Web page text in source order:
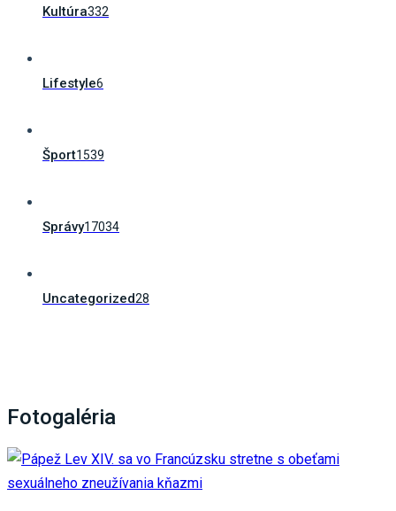
Kultúra332
Lifestyle6
Šport1539
Správy17034
Uncategorized28
Fotogaléria